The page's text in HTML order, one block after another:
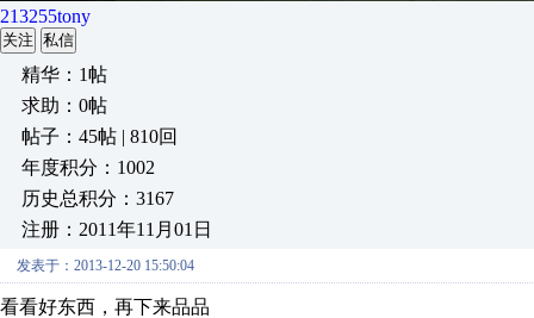
213255tony
关注 私信
精华：1帖
求助：0帖
帖子：45帖 | 810回
年度积分：1002
历史总积分：3167
注册：2011年11月01日
发表于：2013-12-20 15:50:04
看看好东西，再下来品品